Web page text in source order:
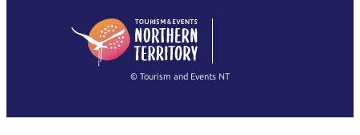
English
(Singapore)
Français
繁體中文
© Tourism and Events NT